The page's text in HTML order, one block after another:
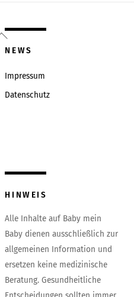
Back
To
NEWS
Impressum
Datenschutz
HINWEIS
Alle Inhalte auf Baby mein
Baby dienen ausschließlich zur
allgemeinen Information und
ersetzen keine medizinische
Beratung. Gesundheitliche